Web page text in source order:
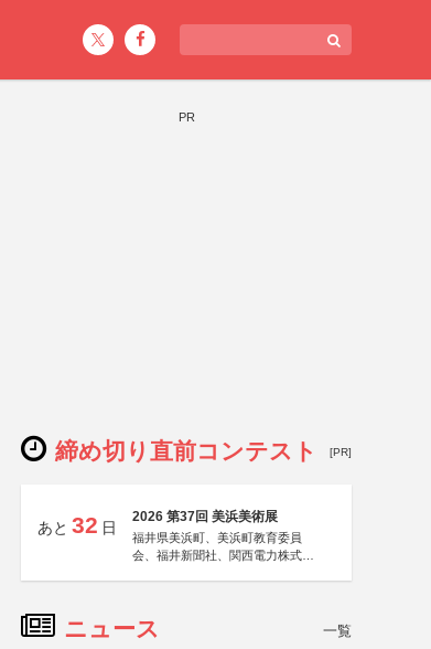
PR
締め切り直前コンテスト [PR]
あと 32 日
2026 第37回 美浜美術展
福井県美浜町、美浜町教育委員
会、福井新聞社、関西電力株式会
ニュース 一覧